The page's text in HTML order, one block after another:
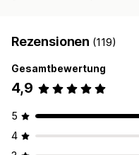
Rezensionen (119)
Gesamtbewertung
4,9
5
4